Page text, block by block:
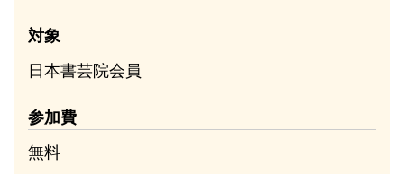
対象
日本書芸院会員
参加費
無料